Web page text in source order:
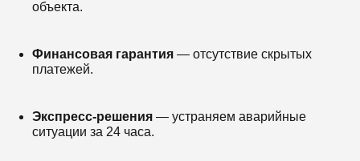
объекта.
Финансовая гарантия — отсутствие скрытых
платежей.
Экспресс-решения — устраняем аварийные
ситуации за 24 часа.